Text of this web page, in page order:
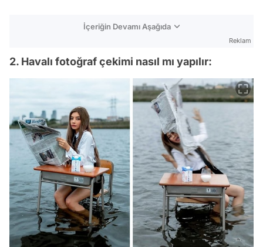
İçeriğin Devamı Aşağıda
Reklam
2. Havalı fotoğraf çekimi nasıl mı yapılır: